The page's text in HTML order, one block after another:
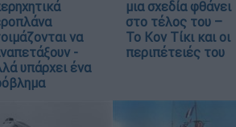
να
-
υπάρχει ένα
μια σχεδία φθάνει
στο τέλος του –
Το Κον Τίκι και οι
περιπέτειές του